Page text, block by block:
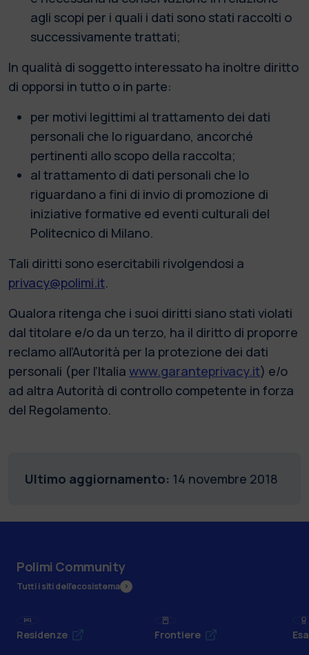
agli scopi per i quali i dati sono stati raccolti o
successivamente trattati;
In qualità di soggetto interessato ha inoltre diritto
di opporsi in tutto o in parte:
per motivi legittimi al trattamento dei dati
personali che lo riguardano, ancorché
pertinenti allo scopo della raccolta;
al trattamento di dati personali che lo
riguardano a fini di invio di promozione di
iniziative formative ed eventi culturali del
Politecnico di Milano.
Tali diritti sono esercitabili rivolgendosi a
privacy@polimi.it.
Qualora ritenga che i suoi diritti siano stati violati
dal titolare e/o da un terzo, ha il diritto di proporre
reclamo all’Autorità per la protezione dei dati
personali (per l’Italia www.garanteprivacy.it) e/o
ad altra Autorità di controllo competente in forza
del Regolamento.
Ultimo aggiornamento: 14 novembre 2018
Polimi Community
Tutti i siti dell’ecosistema
Residenze Frontiere